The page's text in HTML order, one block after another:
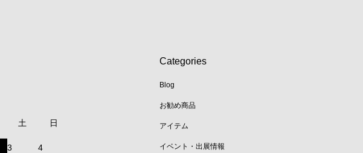
土 日
3
4
Categories
Blog
お勧め商品
アイテム
イベント・出展情報